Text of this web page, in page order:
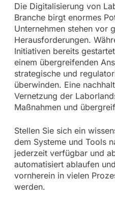
Die Digitalisierung von
Branche birgt enormes
Unternehmen stehen vor
Herausforderungen.
Initiativen bereits
einem übergreifenden
strategische und
überwinden. Eine
Vernetzung der
Maßnahmen und
Stellen Sie sich ein
dem Systeme und Tools
jederzeit verfügbar und
automatisiert ablaufen
vornherein in vielen
werden.